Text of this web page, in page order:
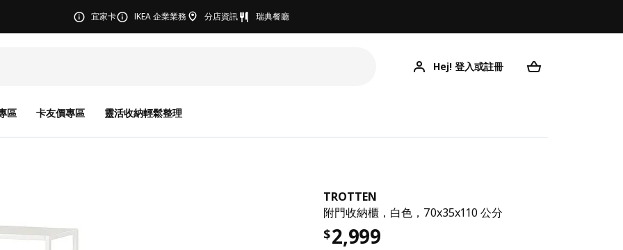
宜家卡 IKEA 企業業務 分店資訊 瑞典餐廳
Hej! 登入或註冊
區 卡友價專區 靈活收納輕鬆整理
TROTTEN
附門收納櫃，白色，70x35x110 公分
$2,999